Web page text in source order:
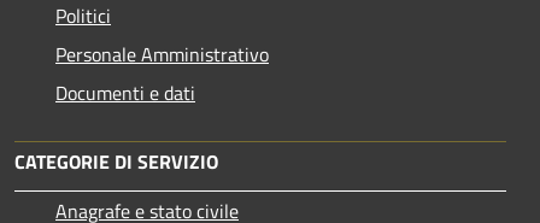
Politici
Personale Amministrativo
Documenti e dati
CATEGORIE DI SERVIZIO
Anagrafe e stato civile